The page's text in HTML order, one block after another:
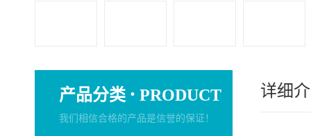
产品分类 · PRODUCT
我们相信合格的产品是信誉的保证！
详细